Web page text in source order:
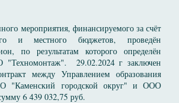
мероприятия, финансируемого за счёт
и местного бюджетов, проведён
по результатам которого определён
"Техномонтаж". 29.02.2024 г заключен
между Управлением образования
"Каменский городской округ" и ООО
6 439 032,75 руб.